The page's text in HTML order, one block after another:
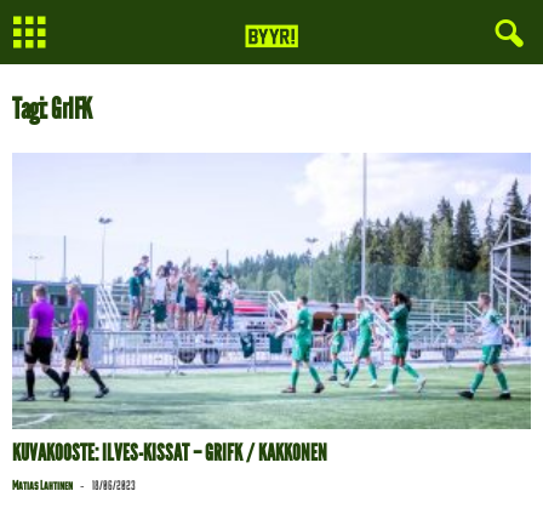
Tagi: GrIFK
KUVAKOOSTE: ILVES-KISSAT – GRIFK / KAKKONEN
Matias Lahtinen - 18/06/2023